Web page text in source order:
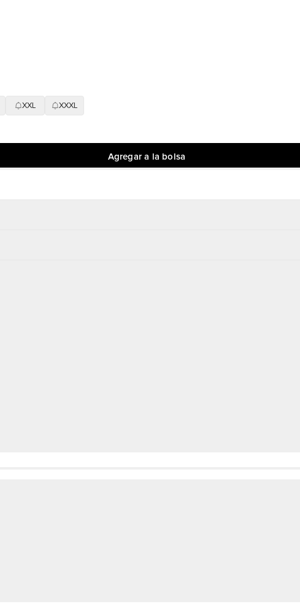
XXL XXXL
Agregar a la bolsa